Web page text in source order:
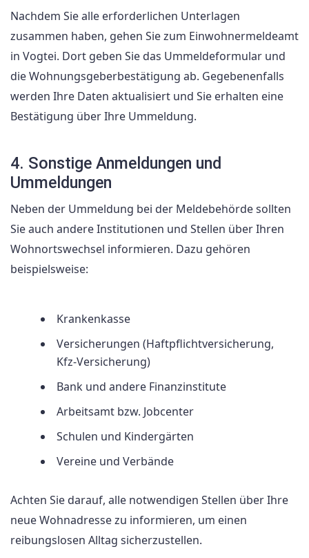
Nachdem Sie alle erforderlichen Unterlagen
zusammen haben, gehen Sie zum Einwohnermeldeamt
in Vogtei. Dort geben Sie das Ummeldeformular und
die Wohnungsgeberbestätigung ab. Gegebenenfalls
werden Ihre Daten aktualisiert und Sie erhalten eine
Bestätigung über Ihre Ummeldung.
4. Sonstige Anmeldungen und
Ummeldungen
Neben der Ummeldung bei der Meldebehörde sollten
Sie auch andere Institutionen und Stellen über Ihren
Wohnortswechsel informieren. Dazu gehören
beispielsweise:
Krankenkasse
Versicherungen (Haftpflichtversicherung,
Kfz-Versicherung)
Bank und andere Finanzinstitute
Arbeitsamt bzw. Jobcenter
Schulen und Kindergärten
Vereine und Verbände
Achten Sie darauf, alle notwendigen Stellen über Ihre
neue Wohnadresse zu informieren, um einen
reibungslosen Alltag sicherzustellen.